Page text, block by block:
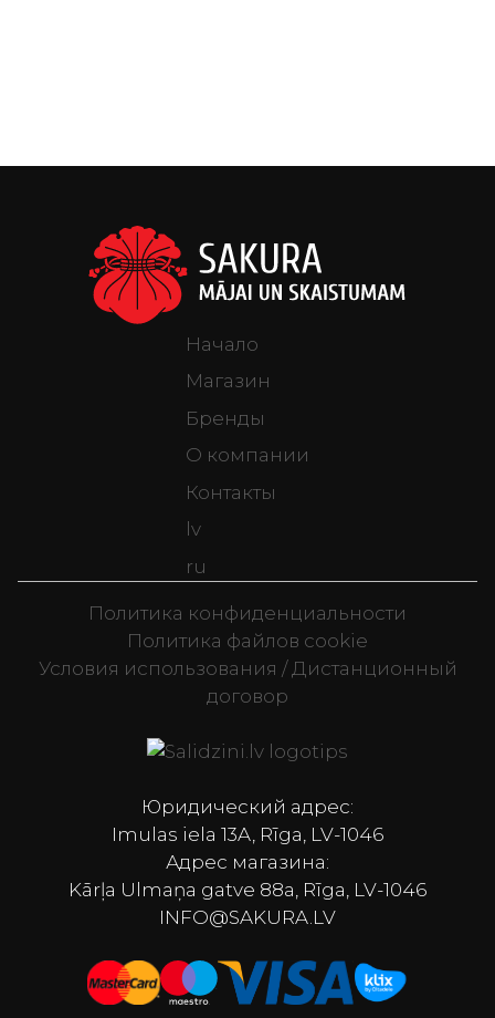
Начало
Магазин
Бренды
О компании
Контакты
lv
ru
Политика конфиденциальности
Политика файлов cookie
Условия использования / Дистанционный
договор
Юридический адрес:
Imulas iela 13A, Rīga, LV-1046
Адрес магазина:
Kārļa Ulmaņa gatve 88a, Rīga, LV-1046
INFO@SAKURA.LV